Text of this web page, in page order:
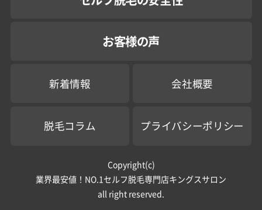
お客様の声
新着情報 会社概要
脱毛コラム プライバシーポリシー
Copyright(c)
業界最安値！NO.1セルフ脱毛専門店キングスサロン
all right reserved.